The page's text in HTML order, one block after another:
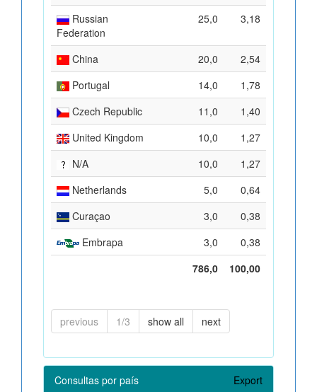
Russian
Federation
25,0 3,18
China 20,0
2,54
Portugal
14,0
1,78
Czech Republic
11,0
1,40
United Kingdom
10,0
1,27
N/A
10,0
1,27
Netherlands
5,0
0,64
Curaçao
3,0
0,38
Embrapa
3,0
0,38
786,0
100,00
previous 1/3 show all next
Consultas por país Export